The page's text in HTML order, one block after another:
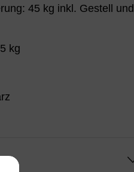
45 kg inkl. Gestell und
kg